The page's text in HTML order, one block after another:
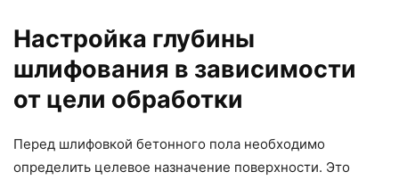
Настройка глубины
шлифования в зависимости
от цели обработки
Перед шлифовкой бетонного пола необходимо
определить целевое назначение поверхности. Это